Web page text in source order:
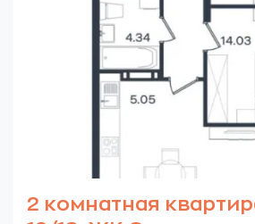
2 комнатная